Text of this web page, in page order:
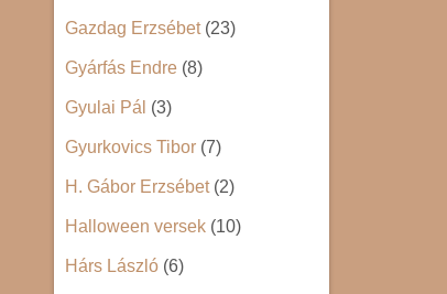
Gazdag Erzsébet(23)
Gyárfás Endre (8)
Gyulai Pál (3)
Gyurkovics Tibor (7)
H. Gábor Erzsébet(2)
Halloween versek (10)
Hárs László (6)